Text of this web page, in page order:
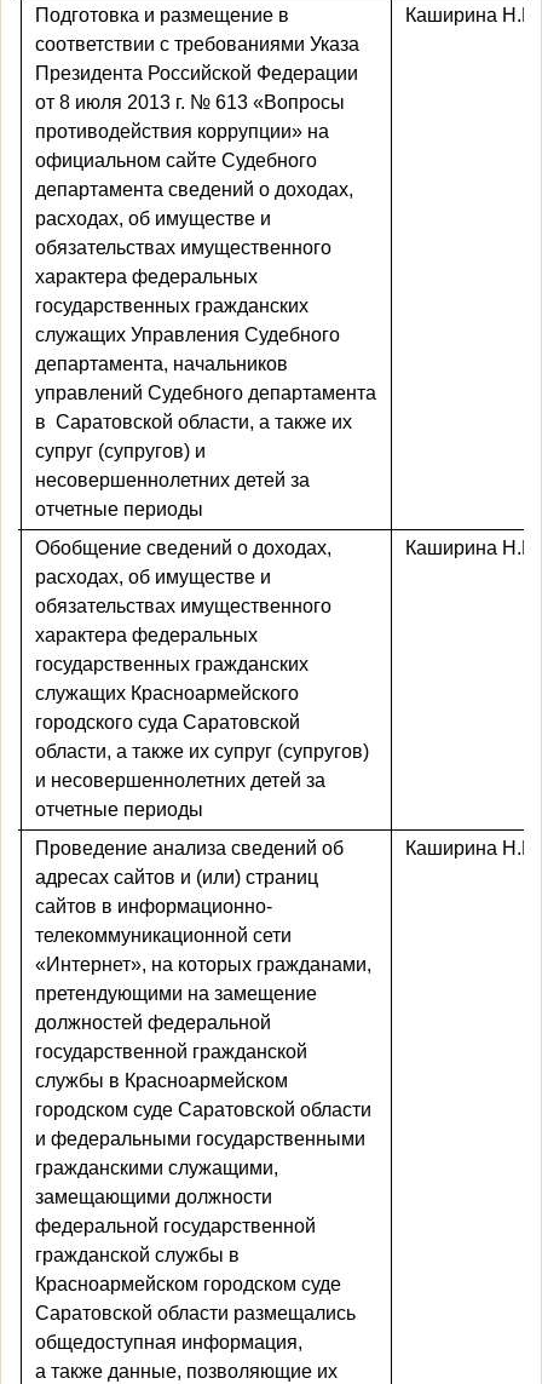
Подготовка и размещение в
соответствии с требованиями Указа
Президента Российской Федерации
от 8 июля 2013 г. № 613 «Вопросы
противодействия коррупции» на
официальном сайте Судебного
департамента сведений о доходах,
расходах, об имуществе и
обязательствах имущественного
характера федеральных
государственныхгражданских
служащихУправления Судебного
департамента, начальников
управлений Судебного департамента
в Саратовской области, а также их
супруг (супругов) и
несовершеннолетних детей за
отчетные периоды
Каширина
Обобщение сведений о доходах,
расходах, об имуществе и
обязательствах имущественного
характера федеральных
государственных гражданских
служащих Красноармейского
городского суда Саратовской
области, а также их супруг (супругов)
и несовершеннолетних детей за
отчетные периоды
Каширина
Проведение анализа сведений об
адресах сайтов и (или) страниц
сайтов в информационно-
телекоммуникационной сети
«Интернет», на которых гражданами,
претендующими на замещение
должностей федеральной
государственной гражданской
службы в Красноармейском
городском суде Саратовской области
и федеральными государственными
гражданскими служащими,
замещающими должности
федеральной государственной
гражданской службы в
Красноармейском городском суде
Саратовской области размещались
общедоступная информация,
а также данные, позволяющие их
Каширина